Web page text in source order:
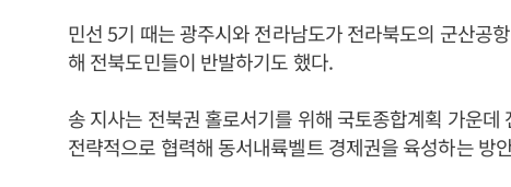
민선 5기 때는 광주시와 전라남도가 전라북도의 군산공
해 전북도민들이 반발하기도 했다.
송 지사는 전북권 홀로서기를 위해 국토종합계획 가운
전략적으로 협력해 동서내륙벨트 경제권을 육성하는 방